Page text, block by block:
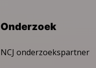
Onderzoek
NCJ onderzoekspartner